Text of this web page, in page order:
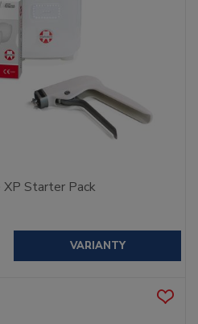
XP Starter Pack
VARIANTY